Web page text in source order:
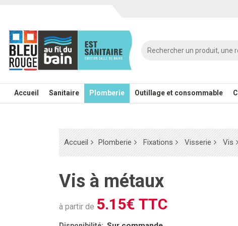
Accueil Sanitaire Plomberie Outillage et consommable
Accueil Plomberie Fixations Visserie Vis
Vis à métaux
à partir de 5.15€ TTC